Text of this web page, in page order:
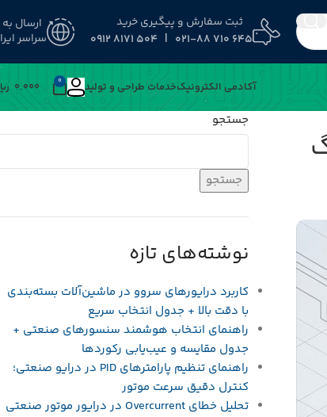
ثبت سفارش و پیگیری خرید
645 710 021-88 | 504 8171 0912
ارسال به
سراسر
آکادمی الکترونیکخدمات طراحی و تولید 0
0.000
جستجو
جستجو
نوشته‌های تازه
کاربرد درایورهای سروو در ماشین‌آلات بسته‌بندی
با دقت بالا + جدول انتخاب سریع
راهنمای انتخاب هوشمند سنسورهای صنعتی +
جدول مقایسه و عیب‌یابی رکوردها
راهنمای تنظیم پارامترهای PID در درایو صنعتی؛
کنترل دقیق سرعت موتور
تحلیل خطای Overcurrent در درایور موتور صنعتی